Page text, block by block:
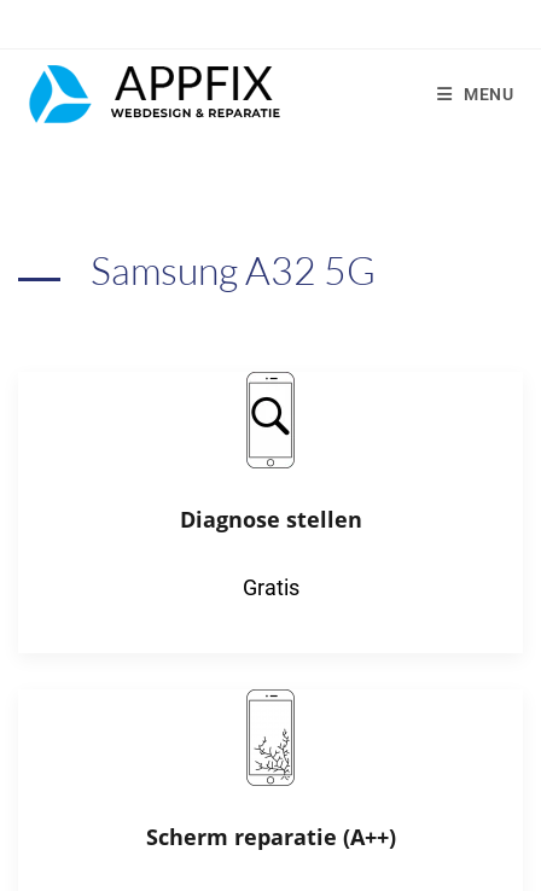
MENU
Samsung A32 5G
Diagnose stellen
Gratis
Scherm reparatie (A++)